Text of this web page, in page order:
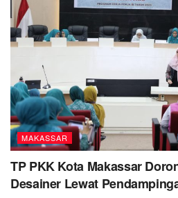
MAKASSAR
TP PKK Kota Makassar
Desainer Lewat